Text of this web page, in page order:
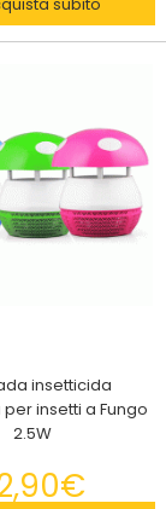
ad aria calda
insetticida
insetti a Fungo
2.5W